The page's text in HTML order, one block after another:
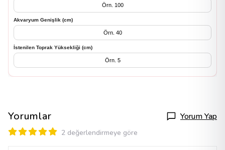
Akvaryum Genişlik (cm)
İstenilen Toprak Yüksekliği (cm)
Yorumlar Yorum Yap
2 değerlendirmeye göre